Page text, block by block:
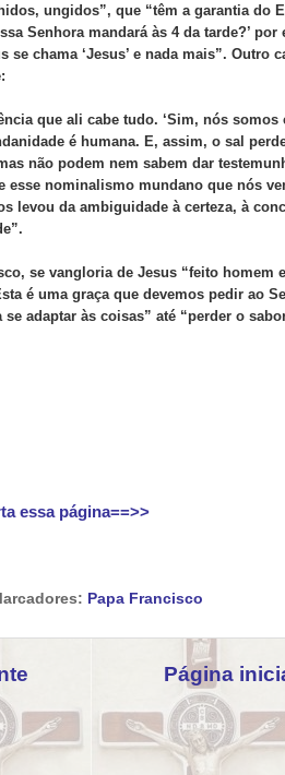
ungidos”, que “têm a garantia do
Senhora mandará às 4 da tarde?’
se chama ‘Jesus’ e nada mais”.
que ali cabe tudo. ‘Sim, nós
é humana. E, assim, o sal
não podem nem sabem dar
esse nominalismo mundano que nós
levou da ambiguidade à certeza, à
se vangloria de Jesus “feito homem
é uma graça que devemos pedir ao
adaptar às coisas” até “perder o
essa página==>>
Papa Francisco
Página